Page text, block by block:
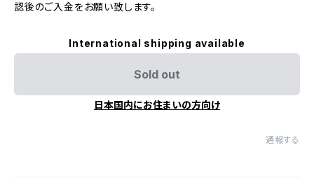
認後のご入金をお願い致します。
International shipping available
Sold out
日本国内にお住まいの方向け
通報する